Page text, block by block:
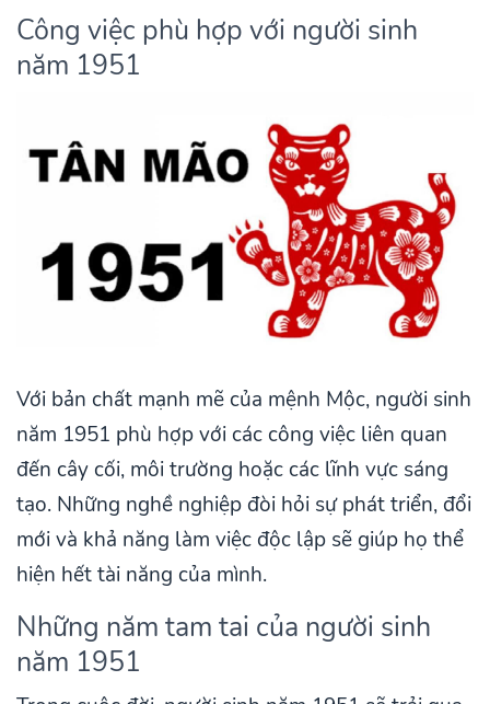
Công việc phù hợp với người sinh
năm 1951
Với bản chất mạnh mẽ của mệnh Mộc, người sinh
năm 1951 phù hợp với các công việc liên quan
đến cây cối, môi trường hoặc các lĩnh vực sáng
tạo. Những nghề nghiệp đòi hỏi sự phát triển, đổi
mới và khả năng làm việc độc lập sẽ giúp họ thể
hiện hết tài năng của mình.
Những năm tam tai của người sinh
năm 1951